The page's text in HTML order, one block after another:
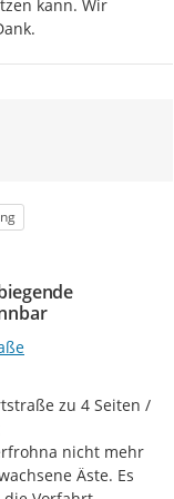
kann. Wir
zu 4 Seiten /
nicht mehr
Äste. Es